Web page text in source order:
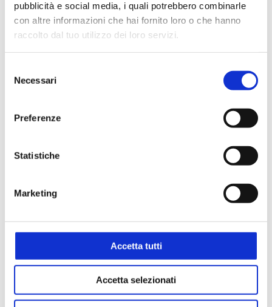
pubblicità e social media, i quali potrebbero combinarle
con altre informazioni che hai fornito loro o che hanno
raccolto dal tuo utilizzo dei loro servizi.
delNecessari
Preferenze
Statistiche
Marketing
Accetta tutti
Accetta selezionati
Settori
Applicazioni
Analisi alimenti Analisi delle acque
Colture cellulari
Manipolazione liquidi